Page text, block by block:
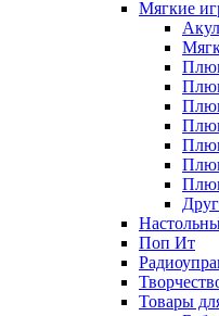
Мягкие
Поп Ит
Товары